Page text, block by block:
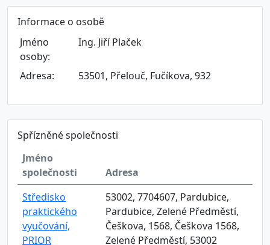
Informace o osobě
Jméno
osoby:
Ing. Jiří Plaček
Adresa: 53501, Přelouč, Fučíkova, 932
Spřízněné společnosti
Jméno
společnosti
Adresa
Středisko
praktického
vyučování,
PRIOR
53002, 7704607, Pardubice,
Pardubice, Zelené Předměstí,
Češkova, 1568, Češkova 1568,
Zelené Předměstí, 53002